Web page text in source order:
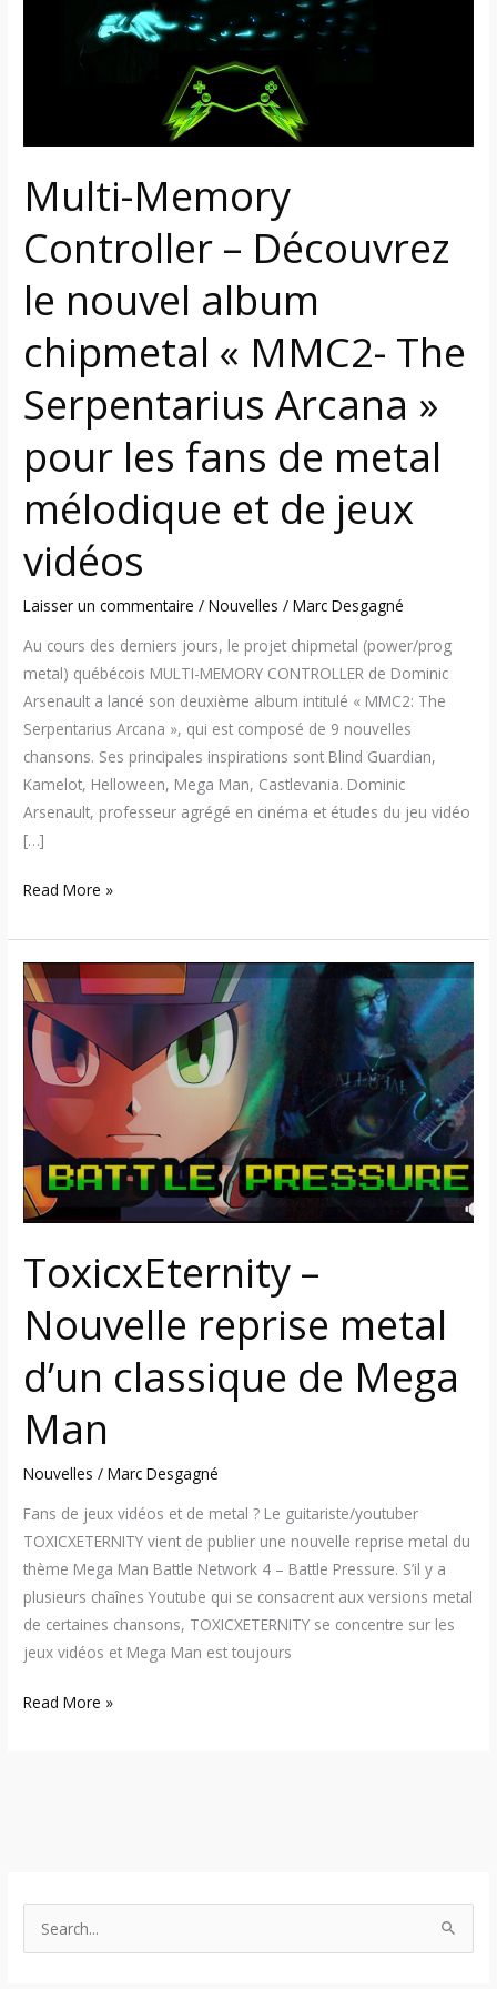
Multi-Memory
Controller – Découvrez
le nouvel album
chipmetal « MMC2- The
Serpentarius Arcana »
pour les fans de metal
mélodique et de jeux
vidéos
Laisser un commentaire /Nouvelles /Marc Desgagné
Au cours des derniers jours, le projet chipmetal (power/prog
metal) québécois MULTI-MEMORY CONTROLLER de Dominic
Arsenault a lancé son deuxième album intitulé « MMC2: The
Serpentarius Arcana », qui est composé de 9 nouvelles
chansons. Ses principales inspirations sont Blind Guardian,
Kamelot, Helloween, Mega Man, Castlevania. Dominic
Arsenault, professeur agrégé en cinéma et études du jeu vidéo
[…]
Découvrez
chipmetal
The
Serpentarius
Arcana »
pour
les
fans
de
metal
mélodique
et
de
jeux
Read More »
ToxicxEternity –
Nouvelle reprise metal
d’un classique de Mega
Man
Nouvelles /Marc Desgagné
Fans de jeux vidéos et de metal ? Le guitariste/youtuber
TOXICXETERNITY vient de publier une nouvelle reprise metal du
thème Mega Man Battle Network 4 – Battle Pressure. S’il y a
plusieurs chaînes Youtube qui se consacrent aux versions metal
de certaines chansons, TOXICXETERNITY se concentre sur les
jeux vidéos et Mega Man est toujours
ToxicxEternity
–
Nouvelle
reprise
metal
d’un
classique
de
Mega
Man
Read More »